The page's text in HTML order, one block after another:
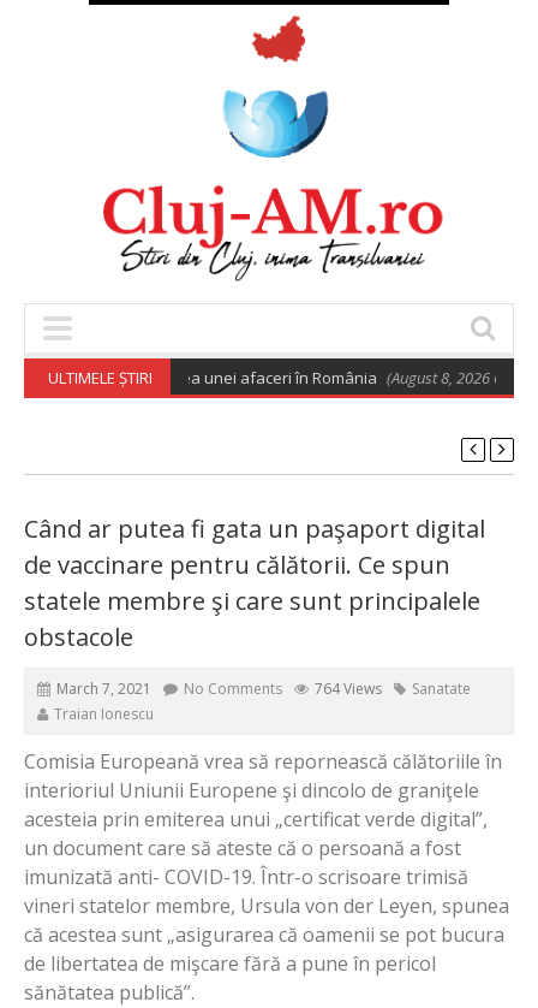
ULTIMELE ȘTIRI
pentru deschiderea unei afaceri în România (August 8, 2026 6:02 am)
Când ar putea fi gata un paşaport digital
de vaccinare pentru călătorii. Ce spun
statele membre şi care sunt principalele
obstacole
March 7, 2021 No Comments 764 Views
Sanatate
Traian Ionescu
Comisia Europeană vrea să repornească călătoriile în
interioriul Uniunii Europene şi dincolo de graniţele
acesteia prin emiterea unui „certificat verde digital”,
un document care să ateste că o persoană a fost
imunizată anti- COVID-19. Într-o scrisoare trimisă
vineri statelor membre, Ursula von der Leyen, spunea
că acestea sunt „asigurarea că oamenii se pot bucura
de libertatea de mişcare fără a pune în pericol
sănătatea publică”.